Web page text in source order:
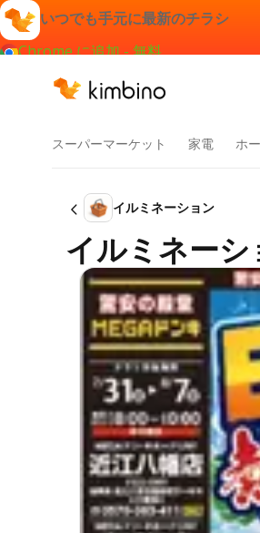
いつでも手元に最新のチラシ
Chrome に追加 - 無料
スーパーマーケット 家電 ホ
イルミネーション
イルミネー